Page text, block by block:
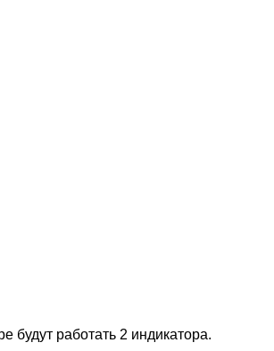
будут работать 2 индикатора.